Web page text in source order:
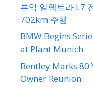
뷰익 일렉트라 L7
702km 주행
BMW Begins
at Plant Munich
Bentley Marks 80
Owner Reunion